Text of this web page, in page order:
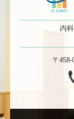
内科
〒458-